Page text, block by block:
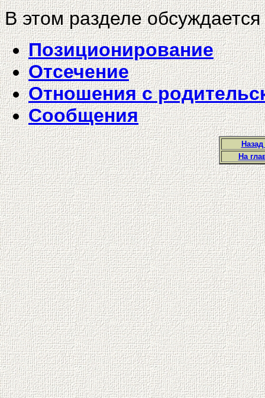
В этом разделе
Позиционирование
Отсечение
Отношения с
Сообщения
На